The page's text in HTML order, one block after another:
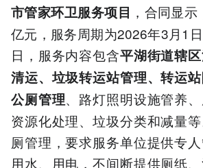
市管家环卫服务项目 ，合同显
亿元，服务周期为2026年3月1
日，服务内容包含平湖街道辖
清运、垃圾转运站管理、转运
公厕管理、路灯照明设施管养
资源化处理、垃圾分类和减量
厕管理，要求服务单位提供专
用水、用电，不间断提供厕纸